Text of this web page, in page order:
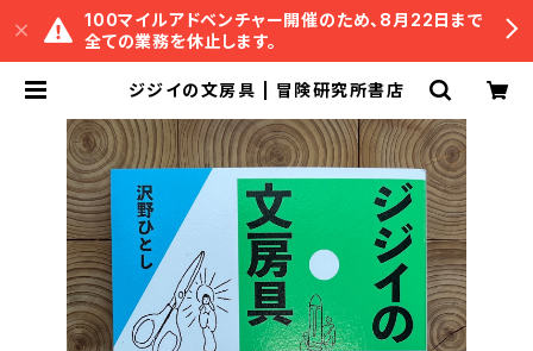
100マイルアドベンチャー開催のため、8月22日まで
全ての業務を休止します。
ジジイの文房具 | 冒険研究所書店